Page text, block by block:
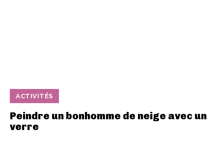
ACTIVITÉS
Peindre un bonhomme de neige avec un
verre